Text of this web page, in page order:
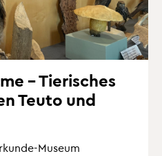
– Tie­ri­sches
Teuto und
Mu­se­um